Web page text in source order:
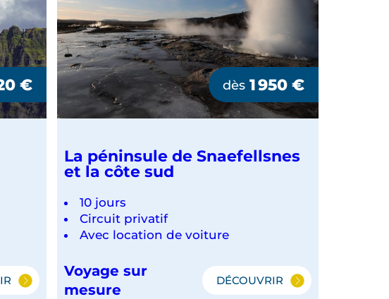
€ dès 1 950 €
La péninsule de Snaefellsnes
et la côte sud
10 jours
Circuit privatif
Avec location de voiture
Voyage sur
mesure
DÉCOUVRIR
LA